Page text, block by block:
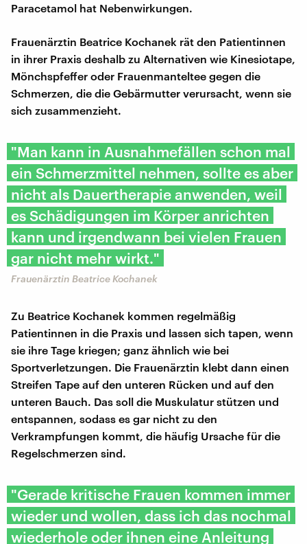
Paracetamol hat Nebenwirkungen.
Frauenärztin Beatrice Kochanek rät den Patientinnen
in ihrer Praxis deshalb zu Alternativen wie Kinesiotape,
Mönchspfeffer oder Frauenmanteltee gegen die
Schmerzen, die die Gebärmutter verursacht, wenn sie
sich zusammenzieht.
"Man kann in Ausnahmefällen schon mal
ein Schmerzmittel nehmen, sollte es aber
nicht als Dauertherapie anwenden, weil
es Schädigungen im Körper anrichten
kann und irgendwann bei vielen Frauen
gar nicht mehr wirkt."
Frauenärztin Beatrice Kochanek
Zu Beatrice Kochanek kommen regelmäßig
Patientinnen in die Praxis und lassen sich tapen, wenn
sie ihre Tage kriegen; ganz ähnlich wie bei
Sportverletzungen. Die Frauenärztin klebt dann einen
Streifen Tape auf den unteren Rücken und auf den
unteren Bauch. Das soll die Muskulatur stützen und
entspannen, sodass es gar nicht zu den
Verkrampfungen kommt, die häufig Ursache für die
Regelschmerzen sind.
"Gerade kritische Frauen kommen immer
wieder und wollen, dass ich das nochmal
wiederhole oder ihnen eine Anleitung